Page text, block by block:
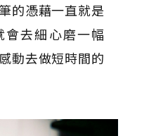
的憑藉一直就是
會去細心磨一幅
動去做短時間的